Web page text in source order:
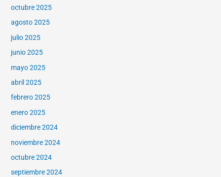
octubre 2025
agosto 2025
julio 2025
junio 2025
mayo 2025
abril 2025
febrero 2025
enero 2025
diciembre 2024
noviembre 2024
octubre 2024
septiembre 2024